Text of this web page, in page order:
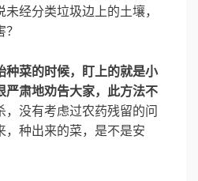
经分类垃圾边上的土壤，
种菜的时候，盯上的就是小
严肃地劝告大家，此方法不
，没有考虑过农药残留的问
，种出来的菜，是不是安